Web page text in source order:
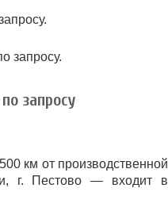
запросу.
запросу
км от производственной
г. Пестово — входит в